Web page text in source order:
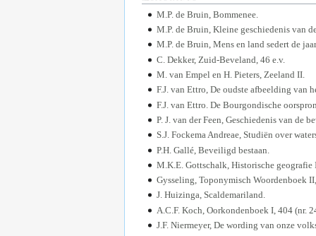
M.P. de Bruin, Bommenee.
M.P. de Bruin, Kleine geschiedenis van
M.P. de Bruin, Mens en land sedert de
C. Dekker, Zuid-Beveland, 46 e.v.
M. van Empel en H. Pieters, Zeeland II.
F.J. van Ettro, De oudste afbeelding van
F.J. van Ettro. De Bourgondische
P. J. van der Feen, Geschiedenis van de
S.J. Fockema Andreae, Studiën over
P.H. Gallé, Beveiligd bestaan.
M.K.E. Gottschalk, Historische geografie
Gysseling, Toponymisch Woordenboek
J. Huizinga, Scaldemariland.
A.C.F. Koch, Oorkondenboek I, 404 (nr.
J.F. Niermeyer, De wording van onze